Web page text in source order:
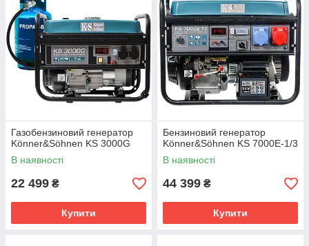
Газобензиновий генератор
Könner&Söhnen KS 3000G
В наявності
22 499 ₴
Купити
Бензиновий генератор
Könner&Söhnen KS 7000E-1/3
В наявності
44 399 ₴
Купити